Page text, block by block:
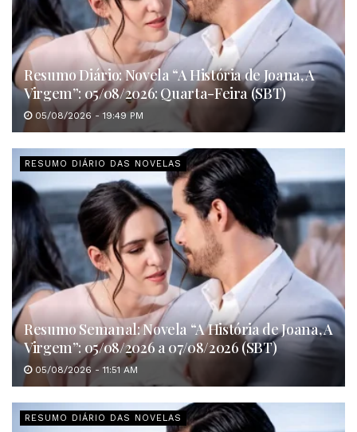
Resumo Diário: Novela “A História de Joana, A
Virgem”: 05/08/2026: Quarta-Feira (SBT)
05/08/2026 - 19:49 PM
RESUMO DIÁRIO DAS NOVELAS
Resumo Semanal: Novela “A História de Joana, A
Virgem”: 05/08/2026 a 07/08/2026 (SBT)
05/08/2026 - 11:51 AM
RESUMO DIÁRIO DAS NOVELAS